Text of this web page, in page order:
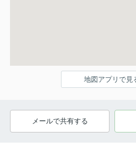
地図アプリで見
メールで共有する